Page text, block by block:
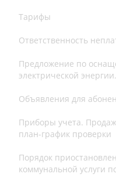
Тарифы
Ответственность
Предложение по
электрической энергии.
Объявления для
Приборы учета.
план-график проверки
Порядок
коммунальной услуги